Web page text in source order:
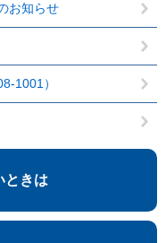
お知らせ
1001）
ときは